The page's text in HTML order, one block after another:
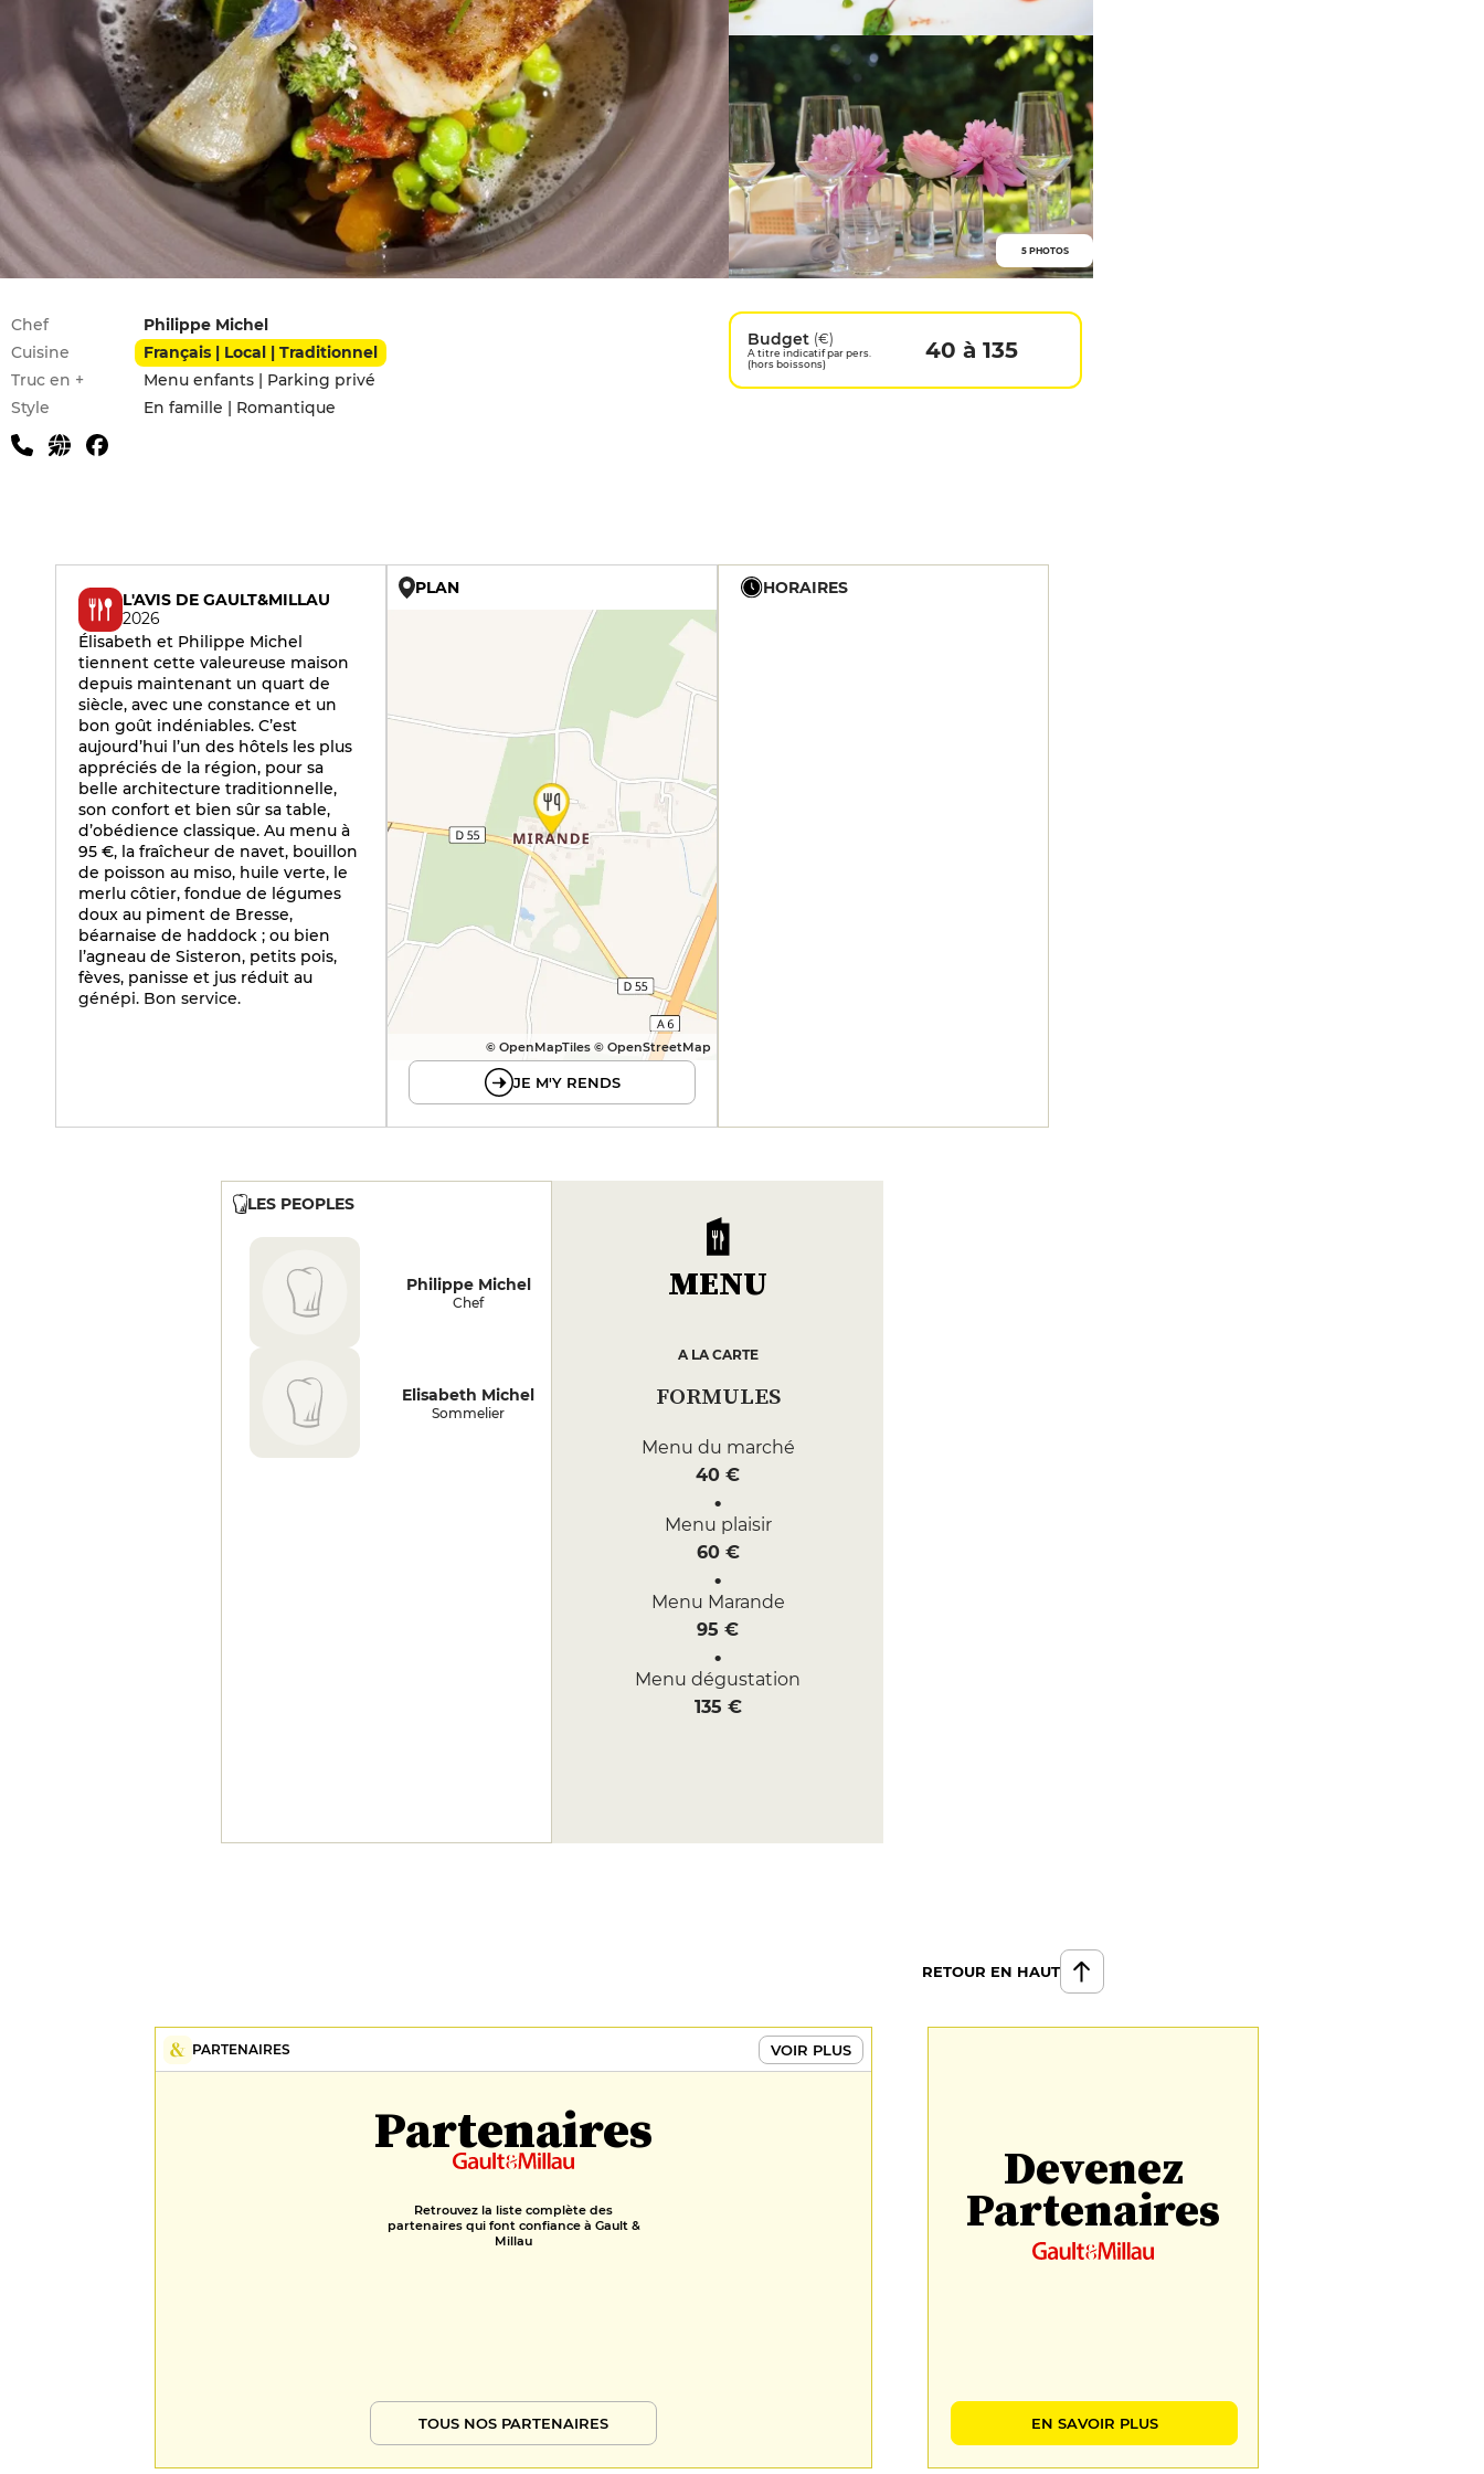
5 PHOTOS
Infos pratiques
Chef
Philippe Michel
Cuisine
Français | Local | Traditionnel
Truc en +
Menu enfants | Parking privé
Style
En famille | Romantique
Budget (€)
A titre indicatif par pers.
(hors boissons)
40 à 135
L'AVIS DE GAULT&MILLAU
2026
Élisabeth et Philippe Michel
tiennent cette valeureuse maison
depuis maintenant un quart de
siècle, avec une constance et un
bon goût indéniables. C’est
aujourd’hui l’un des hôtels les plus
appréciés de la région, pour sa
belle architecture traditionnelle,
son confort et bien sûr sa table,
d’obédience classique. Au menu à
95 €, la fraîcheur de navet, bouillon
de poisson au miso, huile verte, le
merlu côtier, fondue de légumes
doux au piment de Bresse,
béarnaise de haddock ; ou bien
l’agneau de Sisteron, petits pois,
fèves, panisse et jus réduit au
génépi. Bon service.
PLAN
© OpenMapTiles © OpenStreetMap
JE M'Y RENDS
HORAIRES
LES PEOPLES
Philippe Michel
Chef
Elisabeth Michel
Sommelier
MENU
A LA CARTE
FORMULES
Menu du marché
40 €
Menu plaisir
60 €
Menu Marande
95 €
Menu dégustation
135 €
RETOUR EN HAUT
PARTENAIRES VOIR PLUS
Partenaires
Retrouvez la liste complète des
partenaires qui font confiance à Gault &
Millau
TOUS NOS PARTENAIRES
Devenez
Partenaires
EN SAVOIR PLUS